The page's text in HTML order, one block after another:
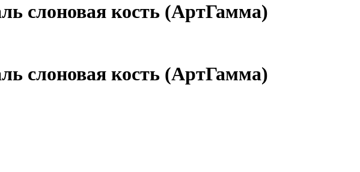
слоновая кость (АртГамма)
слоновая кость (АртГамма)